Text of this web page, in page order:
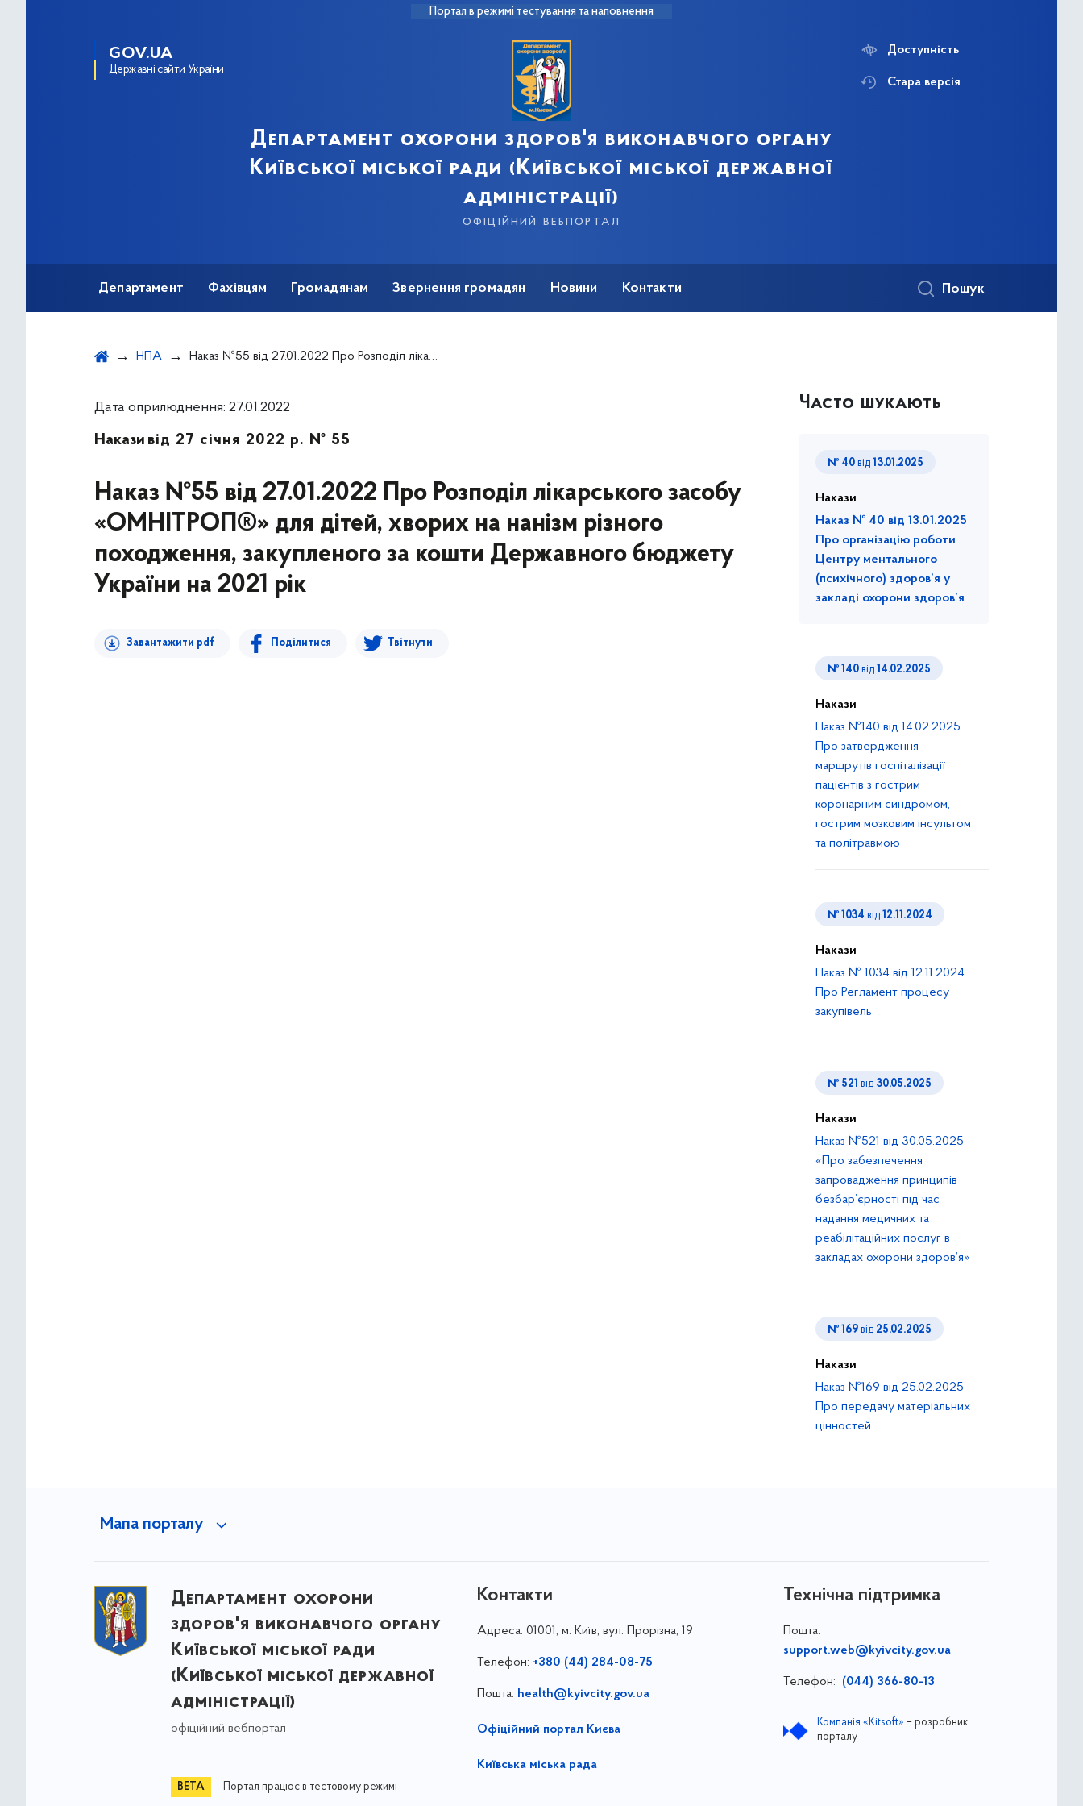
Портал в режимі тестування та наповнення
GOV.UA
Державні сайти України
Департамент охорони здоров'я виконавчого органу
Київської міської ради (Київської міської державної
адміністрації)
офіційний вебпортал
Доступність
Стара версія
Департамент Фахівцям Громадянам Звернення громадян Новини Контакти Пошук
НПА Наказ №55 від 27.01.2022 Про Розподіл лікарського засобу «ОМНІТРОП®» для дітей, хворих на нанізм різного походження, закупленого за кошти Державного бюджету України на 2021 рік
Дата оприлюднення: 27.01.2022
Накази від 27 січня 2022 р. № 55
Наказ №55 від 27.01.2022 Про Розподіл лікарського засобу
«ОМНІТРОП®» для дітей, хворих на нанізм різного
походження, закупленого за кошти Державного бюджету
України на 2021 рік
Завантажити pdf Поділитися Твітнути
Часто шукають
№ 40 від 13.01.2025
Накази
Наказ № 40 від 13.01.2025
Про організацію роботи
Центру ментального
(психічного) здоров’я у
закладі охорони здоров’я
№ 140 від 14.02.2025
Накази
Наказ №140 від 14.02.2025
Про затвердження
маршрутів госпіталізації
пацієнтів з гострим
коронарним синдромом,
гострим мозковим інсультом
та політравмою
№ 1034 від 12.11.2024
Накази
Наказ № 1034 від 12.11.2024
Про Регламент процесу
закупівель
№ 521 від 30.05.2025
Накази
Наказ №521 від 30.05.2025
«Про забезпечення
запровадження принципів
безбар’єрності під час
надання медичних та
реабілітаційних послуг в
закладах охорони здоров’я»
№ 169 від 25.02.2025
Накази
Наказ №169 від 25.02.2025
Про передачу матеріальних
цінностей
Мапа порталу
Департамент охорони
здоров'я виконавчого органу
Київської міської ради
(Київської міської державної
адміністрації)
офіційний вебпортал
Портал працює в тестовому режимі
Контакти
Адреса: 01001, м. Київ, вул. Прорізна, 19
Телефон: +380 (44) 284-08-75
Пошта: health@kyivcity.gov.ua
Офіційний портал Києва
Київська міська рада
Технічна підтримка
Пошта:
support.web@kyivcity.gov.ua
Телефон: (044) 366-80-13
Компанія «Kitsoft» – розробник
порталу